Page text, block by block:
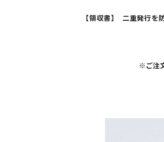
【領収書】 二重発行を
※ご注